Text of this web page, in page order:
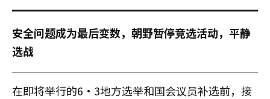
安全问题成为最后变数，朝野暂停竞选活动，平静
选战
在即将举行的6·3地方选举和国会议员补选前，接